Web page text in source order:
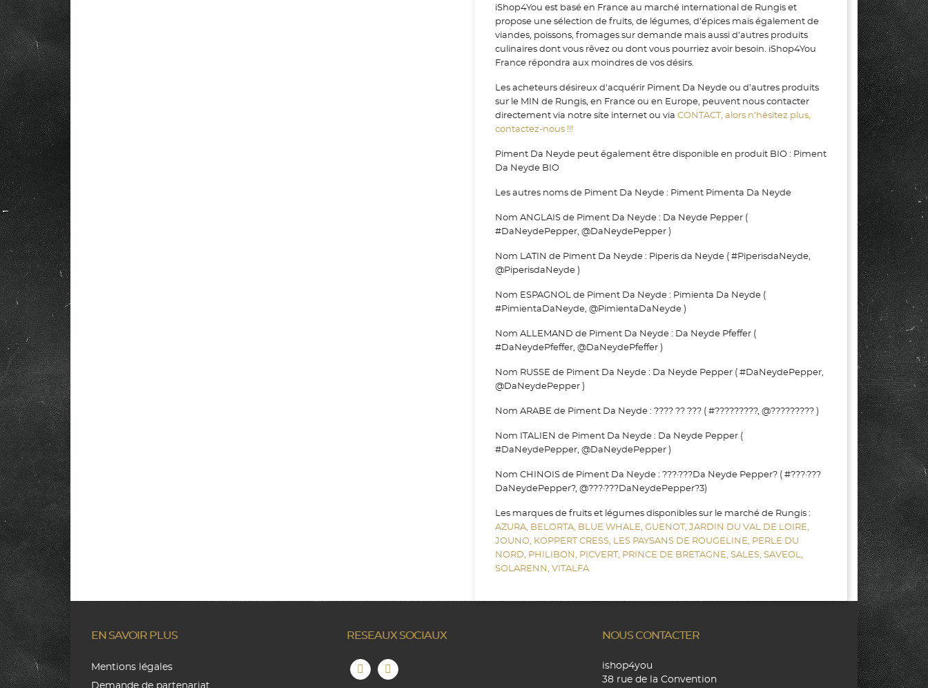
iShop4You est basé en France au marché international de Rungis et
propose une sélection de fruits, de légumes, d’épices mais également de
viandes, poissons, fromages sur demande mais aussi d’autres produits
culinaires dont vous rêvez ou dont vous pourriez avoir besoin. iShop4You
France répondra aux moindres de vos désirs.
Les acheteurs désireux d'acquérir Piment Da Neyde ou d’autres produits
sur le MIN de Rungis, en France ou en Europe, peuvent nous contacter
directement via notre site internet ou via CONTACT, alors n’hésitez plus,
contactez-nous !!!
Piment Da Neyde peut également être disponible en produit BIO : Piment
Da Neyde BIO
Les autres noms de Piment Da Neyde : Piment Pimenta Da Neyde
Nom ANGLAIS de Piment Da Neyde : Da Neyde Pepper (
#DaNeydePepper, @DaNeydePepper )
Nom LATIN de Piment Da Neyde : Piperis da Neyde ( #PiperisdaNeyde,
@PiperisdaNeyde )
Nom ESPAGNOL de Piment Da Neyde : Pimienta Da Neyde (
#PimientaDaNeyde, @PimientaDaNeyde )
Nom ALLEMAND de Piment Da Neyde : Da Neyde Pfeffer (
#DaNeydePfeffer, @DaNeydePfeffer )
Nom RUSSE de Piment Da Neyde : Da Neyde Pepper ( #DaNeydePepper,
@DaNeydePepper )
Nom ARABE de Piment Da Neyde : ???? ?? ??? ( #?????????, @????????? )
Nom ITALIEN de Piment Da Neyde : Da Neyde Pepper (
#DaNeydePepper, @DaNeydePepper )
Nom CHINOIS de Piment Da Neyde : ???·???Da Neyde Pepper? ( #???·???
DaNeydePepper?, @???·???DaNeydePepper?3)
Les marques de fruits et légumes disponibles sur le marché de Rungis :
AZURA, BELORTA, BLUE WHALE, GUENOT, JARDIN DU VAL DE LOIRE,
JOUNO, KOPPERT CRESS, LES PAYSANS DE ROUGELINE, PERLE DU
NORD, PHILIBON, PICVERT, PRINCE DE BRETAGNE, SALES, SAVEOL,
SOLARENN, VITALFA
EN SAVOIR PLUS
Mentions légales
Demande de partenariat
RESEAUX SOCIAUX NOUS CONTACTER
ishop4you
38 rue de la Convention